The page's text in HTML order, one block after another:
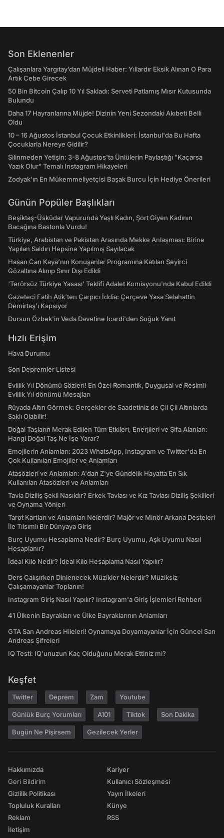
Son Eklenenler
Çalışanlara Yargıtay’dan Müjdeli Haber: Yıllardır Eksik Alınan O Para
Artık Cebe Girecek
50 Bin Bitcoin Çalıp 10 Yıl Sakladı: Serveti Patlamış Mısır Kutusunda
Bulundu
Daha 17 Hayranlarına Müjde! Dizinin Yeni Sezondaki Akıbeti Belli
Oldu
10 – 16 Ağustos İstanbul Çocuk Etkinlikleri: İstanbul'da Bu Hafta
Çocuklarla Nereye Gidilir?
Silinmeden Yetişin: 3-8 Ağustos'ta Ünlülerin Paylaştığı "Kaçarsa
Yazık Olur" Temalı Instagram Hikayeleri
Zodyak'ın En Mükemmeliyetçisi Başak Burcu İçin Hediye Önerileri
Günün Popüler Başlıkları
Beşiktaş-Üsküdar Vapurunda Yaşlı Kadın, Şort Giyen Kadının
Bacağına Bastonla Vurdu!
Türkiye, Arabistan ve Pakistan Arasında Mekke Anlaşması: Birine
Yapılan Saldırı Hepsine Yapılmış Sayılacak
Hasan Can Kaya’nın Konuşanlar Programına Katılan Seyirci
Gözaltına Alınıp Sınır Dışı Edildi
‘Terörsüz Türkiye Yasası’ Teklifi Adalet Komisyonu'nda Kabul Edildi
Gazeteci Fatih Atik'ten Çarpıcı İddia: Çerçeve Yasa Selahattin
Demirtaş'ı Kapsıyor
Dursun Özbek'in Veda Davetine Icardi'den Soğuk Yanıt
Hızlı Erişim
Hava Durumu
Son Depremler Listesi
Evlilik Yıl Dönümü Sözleri! En Özel Romantik, Duygusal ve Resimli
Evlilik Yıl dönümü Mesajları
Rüyada Altın Görmek: Gerçekler de Saadetiniz de Çil Çil Altınlarda
Saklı Olabilir!
Doğal Taşların Merak Edilen Tüm Etkileri, Enerjileri ve Şifa Alanları:
Hangi Doğal Taş Ne İşe Yarar?
Emojilerin Anlamları: 2023 WhatsApp, Instagram ve Twitter'da En
Çok Kullanılan Emojiler ve Anlamları
Atasözleri ve Anlamları: A'dan Z'ye Gündelik Hayatta En Sık
Kullanılan Atasözleri ve Anlamları
Tavla Diziliş Şekli Nasıldır? Erkek Tavlası ve Kız Tavlası Diziliş Şekilleri
ve Oynama Yönleri
Tarot Kartları ve Anlamları Nelerdir? Majör ve Minör Arkana Desteleri
İle Tılsımlı Bir Dünyaya Giriş
Burç Uyumu Hesaplama Nedir? Burç Uyumu, Aşk Uyumu Nasıl
Hesaplanır?
İdeal Kilo Nedir? İdeal Kilo Hesaplama Nasıl Yapılır?
Ders Çalışırken Dinlenecek Müzikler Nelerdir? Müziksiz
Çalışamayanlar Toplanın!
Instagram Giriş Nasıl Yapılır? Instagram'a Giriş İşlemleri Rehberi
41 Ülkenin Bayrakları ve Ülke Bayraklarının Anlamları
GTA San Andreas Hileleri! Oynamaya Doyamayanlar İçin Güncel San
Andreas Şifreleri
IQ Testi: IQ'unuzun Kaç Olduğunu Merak Ettiniz mi?
Keşfet
Twitter Deprem Zam Youtube
Günlük Burç Yorumları A101 Tiktok Son Dakika
Bugün Ne Pişirsem Gezilecek Yerler
Hakkımızda
Geri Bildirim
Gizlilik Politikası
Topluluk Kuralları
Reklam
İletişim
Kariyer
Kullanıcı Sözleşmesi
Yayın İlkeleri
Künye
RSS